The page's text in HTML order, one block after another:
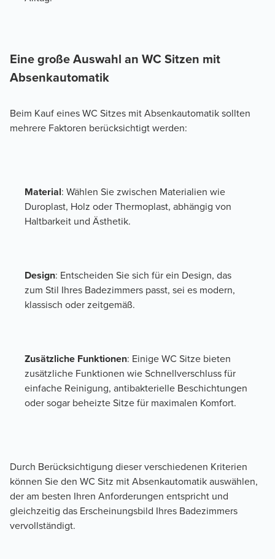
Eine große Auswahl an WC Sitzen mit
Absenkautomatik
Beim Kauf eines WC Sitzes mit Absenkautomatik sollten
mehrere Faktoren berücksichtigt werden:
Material: Wählen Sie zwischen Materialien wie
Duroplast, Holz oder Thermoplast, abhängig von
Haltbarkeit und Ästhetik.
Design: Entscheiden Sie sich für ein Design, das
zum Stil Ihres Badezimmers passt, sei es modern,
klassisch oder zeitgemäß.
Zusätzliche Funktionen: Einige WC Sitze bieten
zusätzliche Funktionen wie Schnellverschluss für
einfache Reinigung, antibakterielle Beschichtungen
oder sogar beheizte Sitze für maximalen Komfort.
Durch Berücksichtigung dieser verschiedenen Kriterien
können Sie den WC Sitz mit Absenkautomatik auswählen,
der am besten Ihren Anforderungen entspricht und
gleichzeitig das Erscheinungsbild Ihres Badezimmers
vervollständigt.